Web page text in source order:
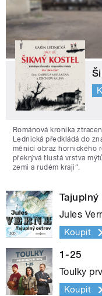
Románová kronika
Lednická předkládá do
měnící obraz hornického
překrývá tlustá vrstva
zemi a rudém kraji“.
Jules
Koupit
1-25
Toulky
Koupit